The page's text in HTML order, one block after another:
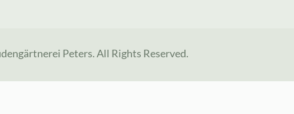
Peters. All Rights Reserved.